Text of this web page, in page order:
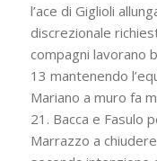
l’ace di Giglioli
discrezionale
compagni lavorano
13 mantenendo
Mariano a muro fa
21. Bacca e Fasulo
Marrazzo a